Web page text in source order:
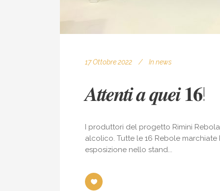
17 Ottobre 2022 In news
𝑨𝒕𝒕𝒆𝒏𝒕𝒊 𝒂 𝒒𝒖𝒆𝒊 𝟏𝟔!
I produttori del progetto Rimini
alcolico. Tutte le 16 Rebole
esposizione nello stand...